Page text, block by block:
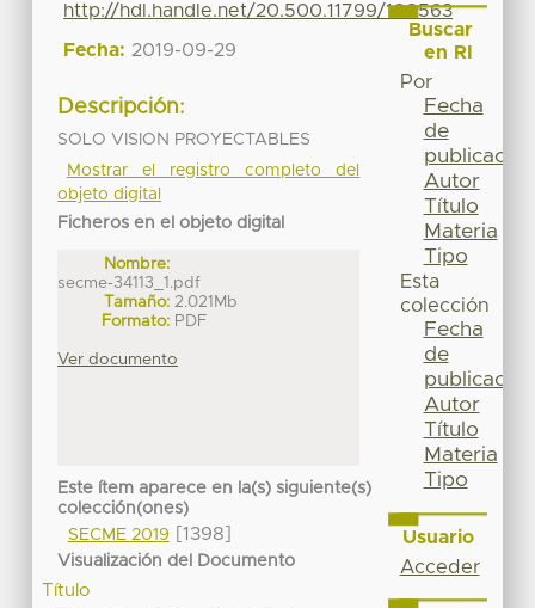
http://hdl.handle.net/20.500.11799/108563
Fecha: 2019-09-29
Descripción:
SOLO VISION PROYECTABLES
Mostrar el registro completo del
objeto digital
Ficheros en el objeto digital
Nombre:
secme-34113_1.pdf
Tamaño: 2.021Mb
Formato: PDF
Ver documento
Este ítem aparece en la(s) siguiente(s)
colección(ones)
SECME 2019
[1398]
Visualización del Documento
Título
Buscar
en RI
Por
Fecha
de
publicación
Autor
Título
Materia
Tipo
Esta
colección
Fecha
de
publicación
Autor
Título
Materia
Tipo
Usuario
Acceder